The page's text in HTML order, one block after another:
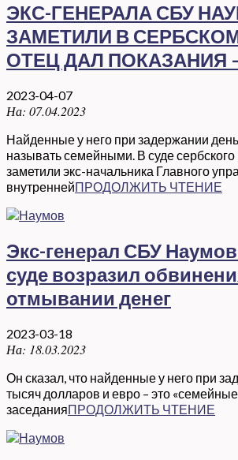
ЭКС-ГЕНЕРАЛА СБУ
ЗАМЕТИЛИ В
ОТЕЦ ДАЛ ПОКАЗАНИЯ
2023-04-07
На: 07.04.2023
Найденные у него при задержании
называть семейными. В суде
заметили экс-начальника Главного
внутреннейПРОДОЛЖИТЬ ЧТЕНИЕ
Экс-генерал СБУ
суде возразил
отмывании денег
2023-03-18
На: 18.03.2023
Он сказал, что найденные у него при
тысяч долларов и евро – это
заседанияПРОДОЛЖИТЬ ЧТЕНИЕ